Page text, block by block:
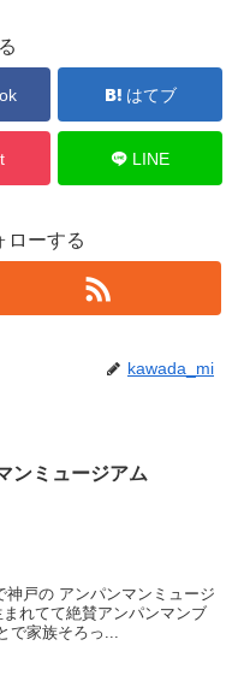
はてブ
LINE
ローする
kawada_mi
ンミュージアム
戸の アンパンマンミュージ
れてて絶賛アンパンマンブ
で家族そろっ...